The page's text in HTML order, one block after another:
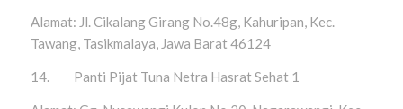
Alamat: Jl. Cikalang Girang No.48g, Kahuripan, Kec.
Tawang, Tasikmalaya, Jawa Barat 46124
14. Panti Pijat Tuna Netra Hasrat Sehat 1